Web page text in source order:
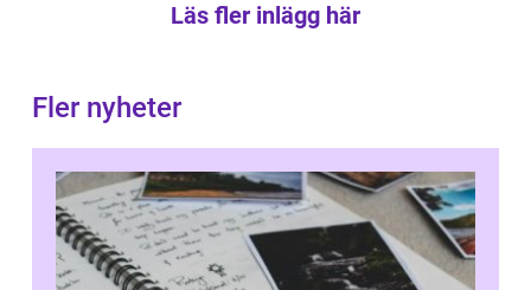
Läs fler inlägg här
Fler nyheter